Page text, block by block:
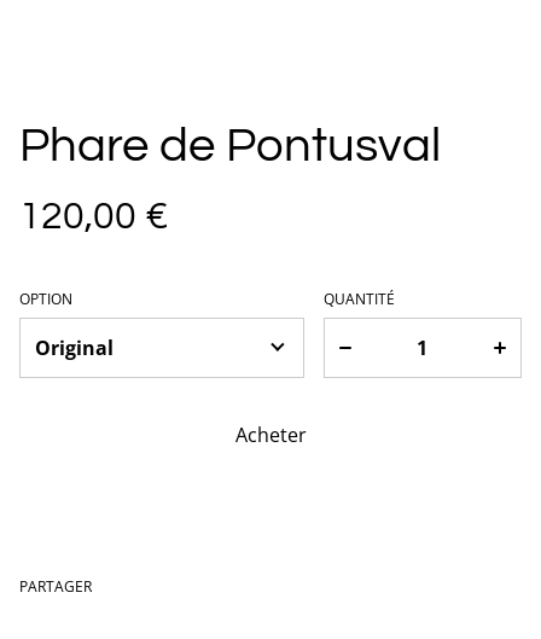
Phare de Pontusval
120,00 €
OPTION QUANTITÉ
Acheter
PARTAGER